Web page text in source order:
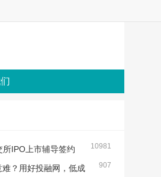
10981
所IPO上市辅导签约
动会圆满举行
907
难？用好投融网，低成